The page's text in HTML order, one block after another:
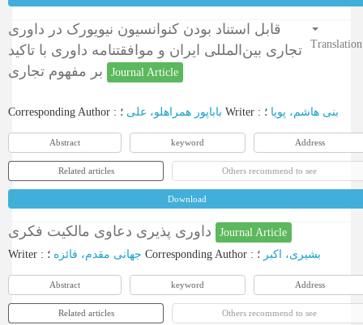
قابل استناد بودن کنوانسیون نیویورک در داوری
تجاری بین‌المللی ایران و موافقتنامه داوری با تاکید
Journal Article
Translation
Corresponding Author : باباپور همراهلو، علی Writer : بنی هاشم، پویا ؛
Abstract keyword Address
Related articles Others recommend to see
Download
Journal Article
Writer : جهانی مقدم، فائزه Corresponding Author : بشیری، اکبر ؛
Abstract keyword Address
Related articles Others recommend to see